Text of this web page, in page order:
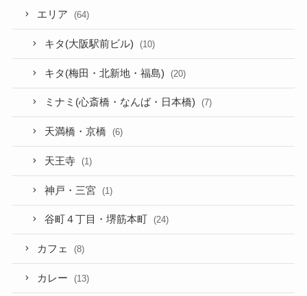
エリア (64)
キタ(大阪駅前ビル) (10)
キタ(梅田・北新地・福島) (20)
ミナミ(心斎橋・なんば・日本橋) (7)
天満橋・京橋 (6)
天王寺 (1)
神戸・三宮 (1)
谷町４丁目・堺筋本町 (24)
カフェ (8)
カレー (13)